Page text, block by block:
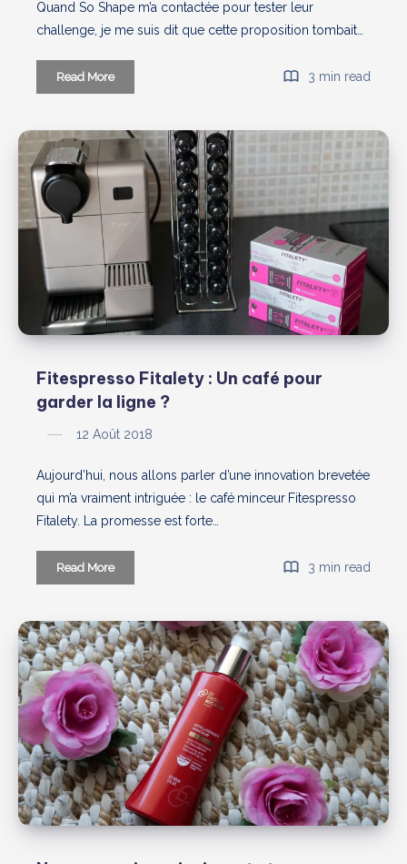
Quand So Shape m’a contactée pour tester leur
challenge, je me suis dit que cette proposition tombait…
Read MoreChallenge
So
:
mon
3 min read
Fitespresso Fitalety : Un café pour
garder la ligne ?
12 Août 2018
Aujourd’hui, nous allons parler d’une innovation brevetée
qui m’a vraiment intriguée : le café minceur Fitespresso
Fitalety. La promesse est forte…
Read MoreFitespresso
Fitalety
Un
café
pour
garder
la
ligne
?
3 min read